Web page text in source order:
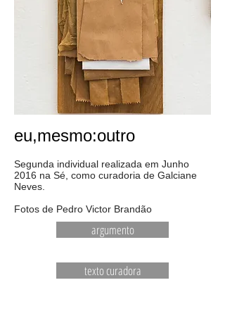
eu,mesmo:outro
Segunda individual realizada em Junho
2016 na Sé, como curadoria de Galciane
Neves.
Fotos de Pedro Victor Brandão
argumento
texto curadora